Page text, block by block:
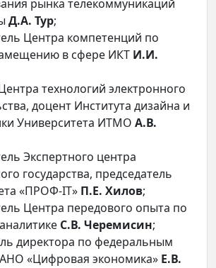
рынка телекоммуникаций
Д.А. Тур;
Центра компетенций по
в сфере ИКТ И.И.
технологий электронного
доцент Института дизайна и
Университета ИТМО А.В.
Экспертного центра
государства, председатель
«ПРОФ-IT» П.Е. Хилов;
Центра передового опыта по
С.В. Черемисин;
директора по федеральным
«Цифровая экономика» Е.В.